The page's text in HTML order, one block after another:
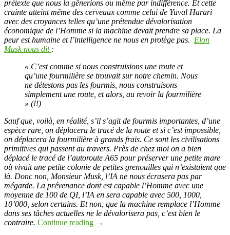
prétexte que nous la gênerions ou même par indifférence. Et cette
crainte atteint même des cerveaux comme celui de Yuval Harari
avec des croyances telles qu’une prétendue dévalorisation
économique de l’Homme si la machine devait prendre sa place. La
peur est humaine et l’intelligence ne nous en protège pas. Elon
Musk nous dit :
« C’est comme si nous construisions une route et
qu’une fourmilière se trouvait sur notre chemin. Nous
ne détestons pas les fourmis, nous construisons
simplement une route, et alors, au revoir la fourmilière
» (!!)
Sauf que, voilà, en réalité, s’il s’agit de fourmis importantes, d’une
espèce rare, on déplacera le tracé de la route et si c’est impossible,
on déplacera la fourmilière à grands frais. Ce sont les civilisations
primitives qui passent au travers. Près de chez moi on a bien
déplacé le tracé de l’autoroute A65 pour préserver une petite mare
où vivait une petite colonie de petites grenouilles qui n’existaient que
là. Donc non, Monsieur Musk, l’IA ne nous écrasera pas par
mégarde. La prévenance dont est capable l’Homme avec une
moyenne de 100 de QI, l’IA en sera capable avec 500, 1000,
10’000, selon certains. Et non, que la machine remplace l’Homme
dans ses tâches actuelles ne le dévalorisera pas, c’est bien le
contraire. Continue reading →